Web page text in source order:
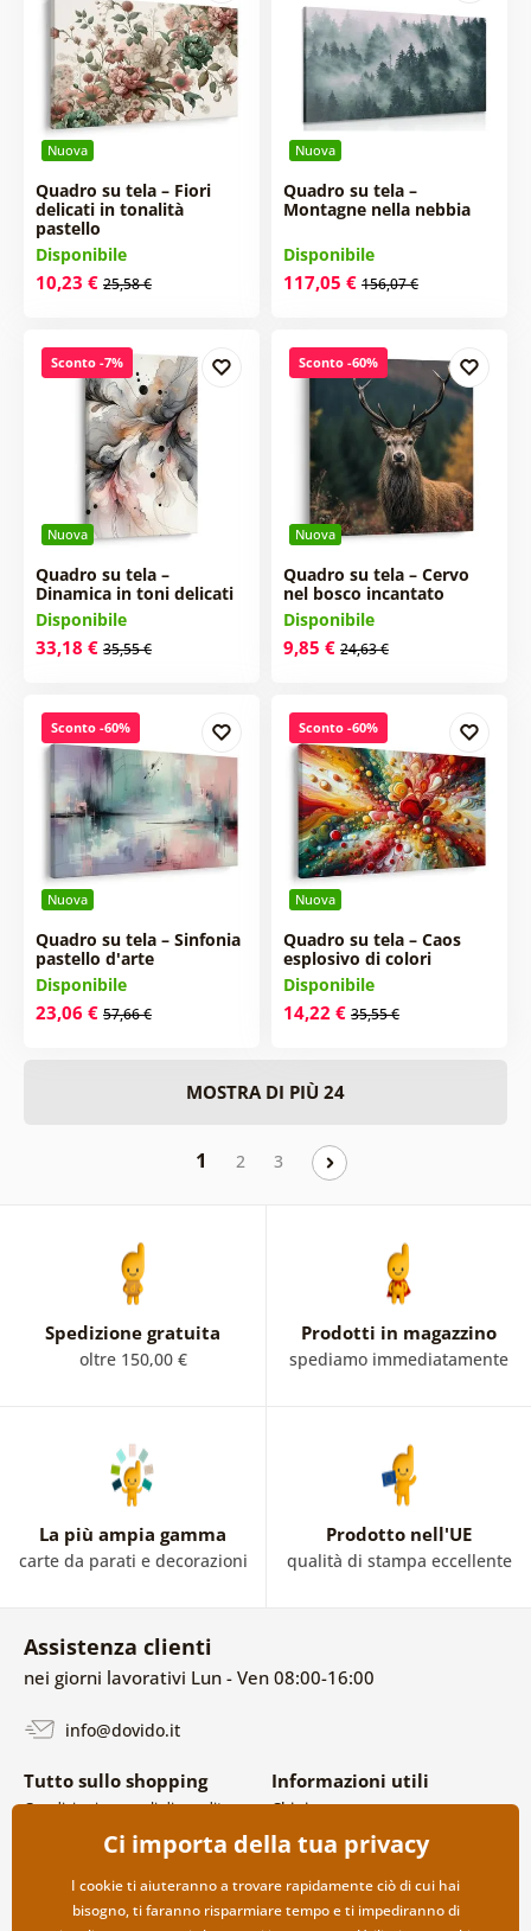
Nuova
Quadro su tela – Fiori
delicati in tonalità
pastello
Disponibile
10,23 € 25,58 €
Nuova
Quadro su tela –
Montagne nella nebbia
Disponibile
117,05 € 156,07 €
Nuova
Sconto -7%
Quadro su tela –
Dinamica in toni delicati
Disponibile
33,18 € 35,55 €
Nuova
Sconto -60%
Quadro su tela – Cervo
nel bosco incantato
Disponibile
9,85 € 24,63 €
Nuova
Sconto -60%
Quadro su tela – Sinfonia
pastello d'arte
Disponibile
23,06 € 57,66 €
Nuova
Sconto -60%
Quadro su tela – Caos
esplosivo di colori
Disponibile
14,22 € 35,55 €
MOSTRA DI PIÙ 24
1 2 3
Spedizione gratuita
oltre 150,00 €
Prodotti in magazzino
spediamo immediatamente
La più ampia gamma
carte da parati e decorazioni
Prodotto nell'UE
qualità di stampa eccellente
Assistenza clienti
nei giorni lavorativi Lun - Ven 08:00-16:00
info@dovido.it
Tutto sullo shopping
Condizioni generali di vendita e
Politica sulla privacy
Opzioni di spedizione e
pagamento
Reso della merce
Informazioni utili
Chi siamo
FAQ
Contatti
Collaborazione all’ingrosso
Ci importa della tua privacy
I cookie ti aiuteranno a trovare rapidamente ciò di cui hai
bisogno, ti faranno risparmiare tempo e ti impediranno di